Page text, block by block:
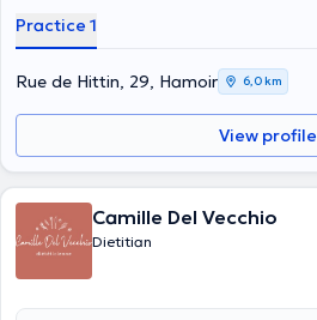
Practice 1
Rue de Hittin, 29, Hamoir 6,0 km
View profile
Camille Del Vecchio
Dietitian